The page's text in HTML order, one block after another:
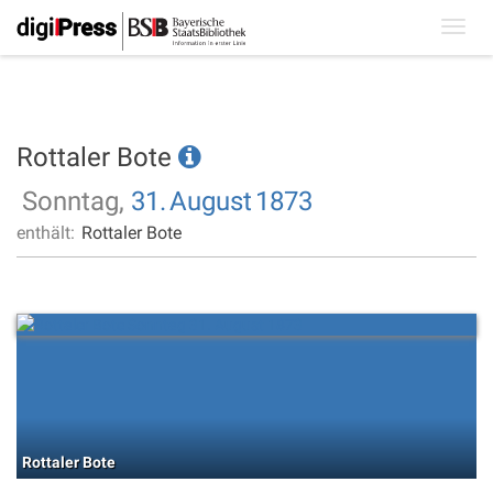
Rottaler Bote
Sonntag, 31.August 1873
enthält: Rottaler Bote
Rottaler Bote